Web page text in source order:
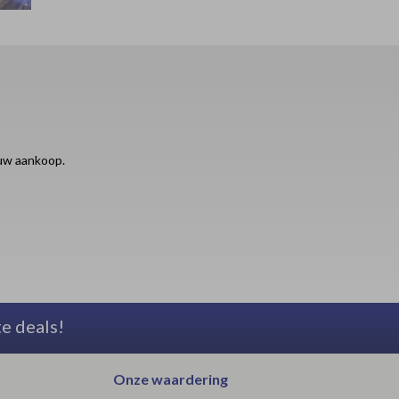
aankoop.
deals!
Onze waardering